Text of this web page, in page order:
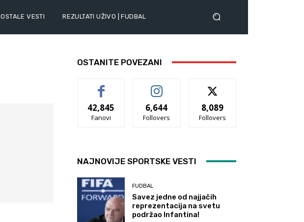
OSTALE VESTI REZULTATI UŽIVO | FUDBAL
OSTANITE POVEZANI
42,845
Fanovi
6,644
Follovers
8,089
Follovers
NAJNOVIJE SPORTSKE VESTI
FUDBAL
Savez jedne od najjačih
reprezentacija na svetu
podržao Infantina!